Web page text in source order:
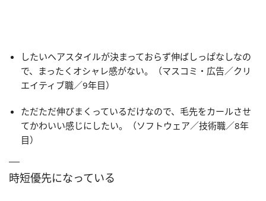
したいヘアスタイルが決まっておらず伸ばしっぱなしなの
で、まったくオシャレ感がない。（マスコミ・広告／クリ
エイティブ職／9年目）
ただただ伸びまくっているだけなので、毛先をカールさせ
てかわいい感じにしたい。（ソフトウェア／技術職／8年
目）
時短優先になっている